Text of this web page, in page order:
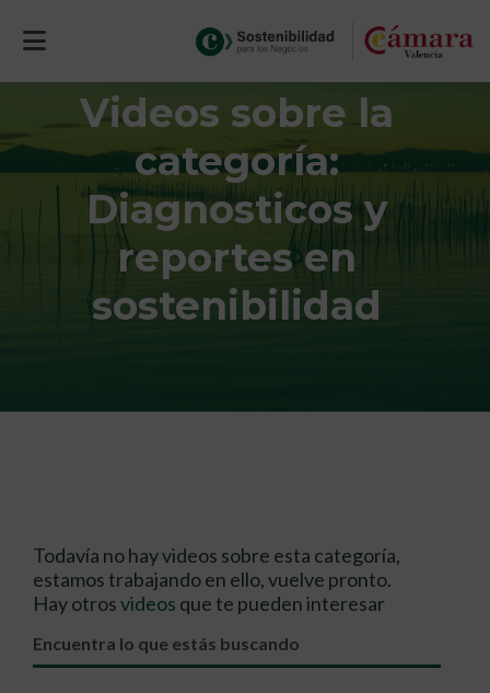
Videos sobre la
categoría:
Diagnosticos y
reportes en
sostenibilidad
Todavía no hay videos sobre esta categoría,
estamos trabajando en ello, vuelve pronto.
Hay otrosvideos que te pueden interesar
Encuentra lo que estás buscando